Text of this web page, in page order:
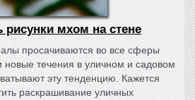
рисунки мхом на стене
просачиваются во все сферы
течения в уличном и садовом
эту тенденцию. Кажется
раскрашивание уличных